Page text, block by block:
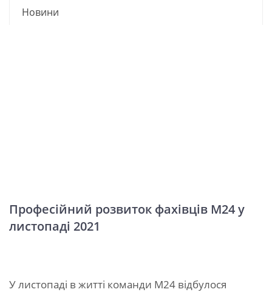
Новини
Професійний розвиток фахівців М24 у
листопаді 2021
У листопаді в житті команди М24 відбулося